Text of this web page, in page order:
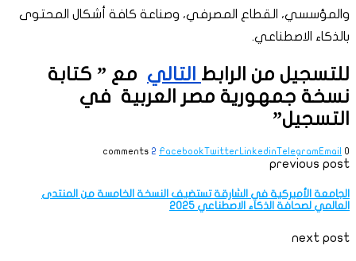
والمؤسسي، القطاع المصرفي، وصناعة كافة أشكال المحتوى
بالذكاء الاصطناعي.
للتسجيل من الرابط التالي مع ” كتابة
نسخة جمهورية مصر العربية في
التسجيل”
0 comments
2 FacebookTwitter LinkedinTelegramEmail
previous post
الجامعة الأميركية في الشارقة تستضيف النسخة الخامسة من المنتدى
العالمي لصحافة الذكاء الاصطناعي 2025
next post